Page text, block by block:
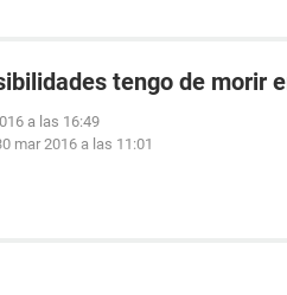
tengo de morir
a las 16:49
mar 2016 a las 11:01